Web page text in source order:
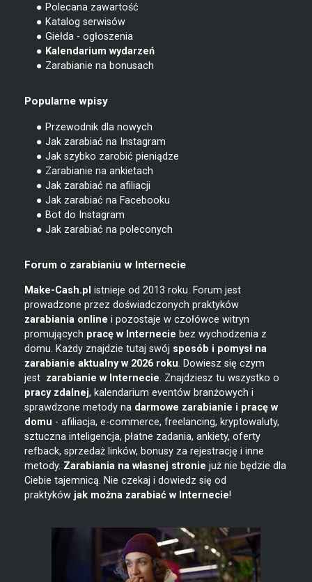
● Polecana zawartość
● Katalog serwisów
● Giełda - ogłoszenia
● Kalendarium wydarzeń
● Zarabianie na bonusach
Popularne wpisy
● Przewodnik dla nowych
● Jak zarabiać na Instagram
● Jak szybko zarobić pieniądze
● Zarabianie na ankietach
● Jak zarabiać na afiliacji
● Jak zarabiać na Facebooku
● Bot do Instagram
● Jak zarabiać na poleconych
Forum o zarabianiu w Internecie
Make-Cash.pl istnieje od 2013 roku. Forum jest
prowadzone przez doświadczonych praktyków
zarabiania online i pozostaje w czołówce witryn
promujących pracę w Internecie bez wychodzenia z
domu. Każdy znajdzie tutaj swój sposób i pomysł na
zarabianie aktualny w 2026 roku. Dowiesz się czym
jest zarabianie w Internecie. Znajdziesz tu wszystko o
pracy zdalnej, kalendarium eventów branżowych i
sprawdzone metody na darmowe zarabianie i pracę w
domu - afiliacja, e-commerce, freelancing, kryptowaluty,
sztuczna inteligencja, płatne zadania, ankiety, oferty
refback, sprzedaż linków, bonusy za rejestrację i inne
metody. Zarabiania na własnej stronie już nie będzie dla
Ciebie tajemnicą. Nie czekaj i dowiedz się od
praktyków jak można zarabiać w Internecie!